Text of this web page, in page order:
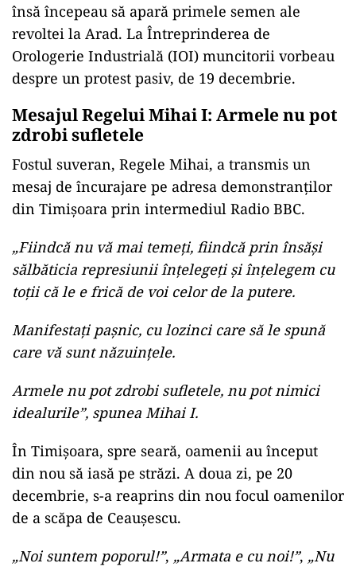
însă începeau să apară primele semen ale
revoltei la Arad. La Întreprinderea de
Orologerie Industrială (IOI) muncitorii vorbeau
despre un protest pasiv, de 19 decembrie.
Mesajul Regelui Mihai I: Armele nu pot
zdrobi sufletele
Fostul suveran, Regele Mihai, a transmis un
mesaj de încurajare pe adresa demonstranților
din Timișoara prin intermediul Radio BBC.
„Fiindcă nu vă mai temeți, fiindcă prin însăși
sălbăticia represiunii înțelegeți și înțelegem cu
toții că le e frică de voi celor de la putere.
Manifestați pașnic, cu lozinci care să le spună
care vă sunt năzuințele.
Armele nu pot zdrobi sufletele, nu pot nimici
idealurile”, spunea Mihai I.
În Timișoara, spre seară, oamenii au început
din nou să iasă pe străzi. A doua zi, pe 20
decembrie, s-a reaprins din nou focul oamenilor
de a scăpa de Ceaușescu.
„Noi suntem poporul!”, „Armata e cu noi!”, „Nu